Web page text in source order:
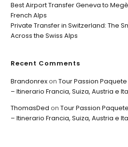
Best Airport Transfer Geneva to
French Alps
Private Transfer in Switzerland: The
Across the Swiss Alps
Recent Comments
BrandonrexonTour Passion
– Itinerario Francia, Suiza, Austria e
ThomasDed onTour Passion
– Itinerario Francia, Suiza, Austria e